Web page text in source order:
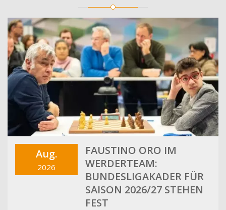
Aug.
2026
FAUSTINO ORO IM
WERDERTEAM:
BUNDESLIGAKADER FÜR
SAISON 2026/27 STEHEN
FEST